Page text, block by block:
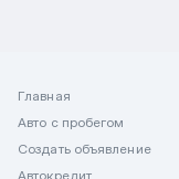
Главная
Авто с пробегом
Создать объявление
Автокредит